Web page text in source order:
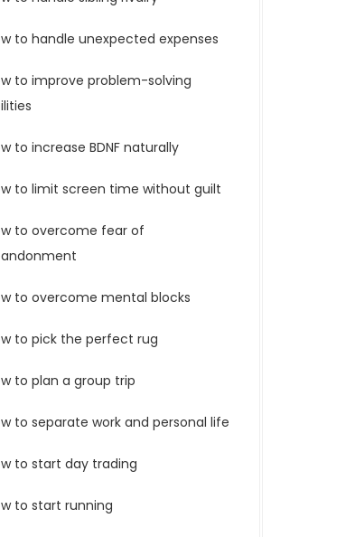
to handle unexpected expenses
to improve problem-solving
to increase BDNF naturally
to limit screen time without guilt
to overcome fear of
to overcome mental blocks
to pick the perfect rug
to plan a group trip
to separate work and personal life
to start day trading
to start running